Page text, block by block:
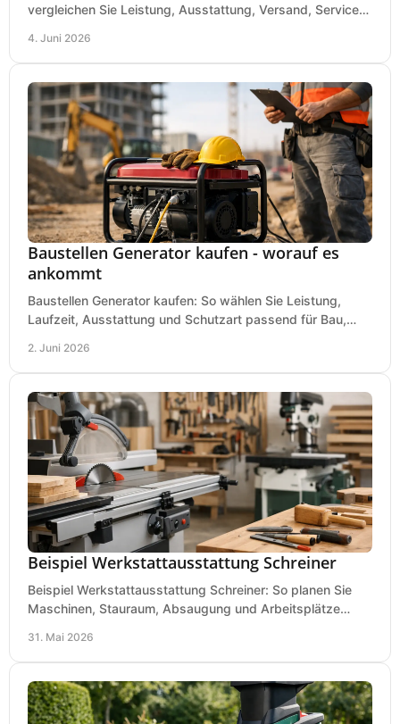
vergleichen Sie Leistung, Ausstattung, Versand, Service
4. Juni 2026
Baustellen Generator kaufen - worauf es
ankommt
Baustellen Generator kaufen: So wählen Sie Leistung,
Laufzeit, Ausstattung und Schutzart passend für Bau,
2. Juni 2026
Beispiel Werkstattausstattung Schreiner
Beispiel Werkstattausstattung Schreiner: So planen Sie
Maschinen, Stauraum, Absaugung und Arbeitsplätze
31. Mai 2026